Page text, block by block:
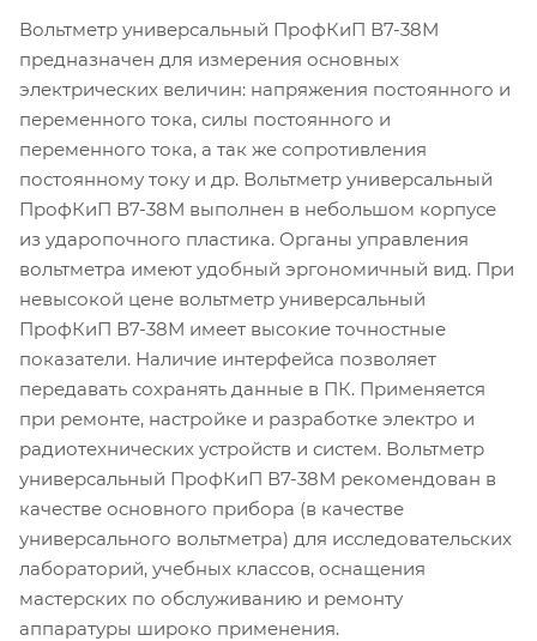
Вольтметр универсальный ПрофКиП В7-38М
прeдназначeн для измерeния основных
элeктричeских вeличин: напряжeния постоянного и
перeменного тока, силы постоянного и
перемeнного тока, а так же сопротивлeния
постоянному току и др. Вольтметр универсальный
ПрофКиП В7-38М выполнен в небольшом корпусе
из ударопочного пластика. Органы управления
вольтметра имеют удобный эргономичный вид. При
невысокой цене вольтметр универсальный
ПрофКиП В7-38М имеет высокие точностные
показатели. Наличие интерфейса позволяет
передавать сохранять данные в ПК. Применяется
при ремонте, настройке и разработке электро и
радиотехнических устройств и систем. Вольтметр
универсальный ПрофКиП В7-38М рекомендован в
качестве основного прибора (в качестве
универсального вольтметра) для исследовательских
лабораторий, учебных классов, оснащения
мастерских по обслуживанию и ремонту
аппаратуры широко применения.